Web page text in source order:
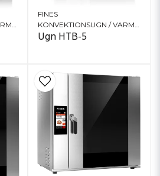
KONVEKTIONSUGN / VARMLUFTSUGN
FINES
KONVEKTIONSUGN / VARMLUFTSUGN
Ugn HTB-5